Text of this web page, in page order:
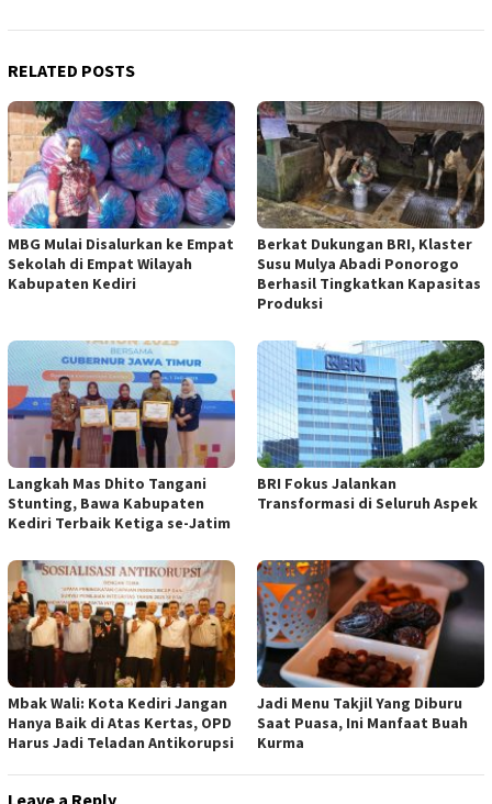
RELATED POSTS
MBG Mulai Disalurkan ke Empat
Sekolah di Empat Wilayah
Kabupaten Kediri
Berkat Dukungan BRI, Klaster
Susu Mulya Abadi Ponorogo
Berhasil Tingkatkan Kapasitas
Produksi
Langkah Mas Dhito Tangani
Stunting, Bawa Kabupaten
Kediri Terbaik Ketiga se-Jatim
BRI Fokus Jalankan
Transformasi di Seluruh Aspek
Mbak Wali: Kota Kediri Jangan
Hanya Baik di Atas Kertas, OPD
Harus Jadi Teladan Antikorupsi
Jadi Menu Takjil Yang Diburu
Saat Puasa, Ini Manfaat Buah
Kurma
Leave a Reply